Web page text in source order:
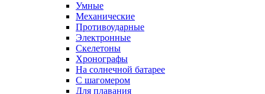
Умные
Механические
Противоударные
Электронные
Скелетоны
Хронографы
На солнечной батарее
С шагомером
Для плавания